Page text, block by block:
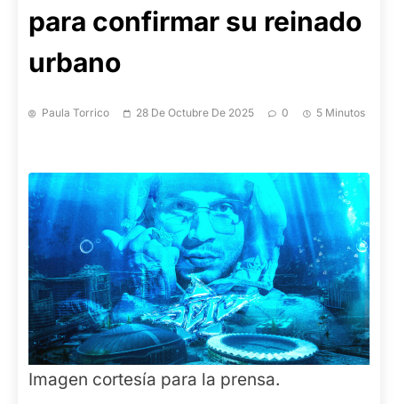
para confirmar su reinado
urbano
Paula Torrico 28 De Octubre De 2025 0 5 Minutos
Imagen cortesía para la prensa.